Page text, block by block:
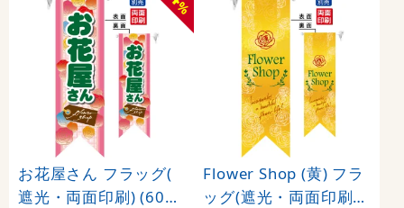
%
お花屋さん フラッグ(
遮光・両面印刷) (6069
Flower Shop (黄) フラ
ッグ(遮光・両面印刷) (